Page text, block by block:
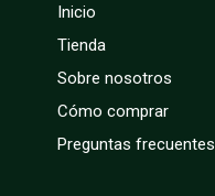
Inicio
Tienda
Sobre nosotros
Cómo comprar
Preguntas frecuentes